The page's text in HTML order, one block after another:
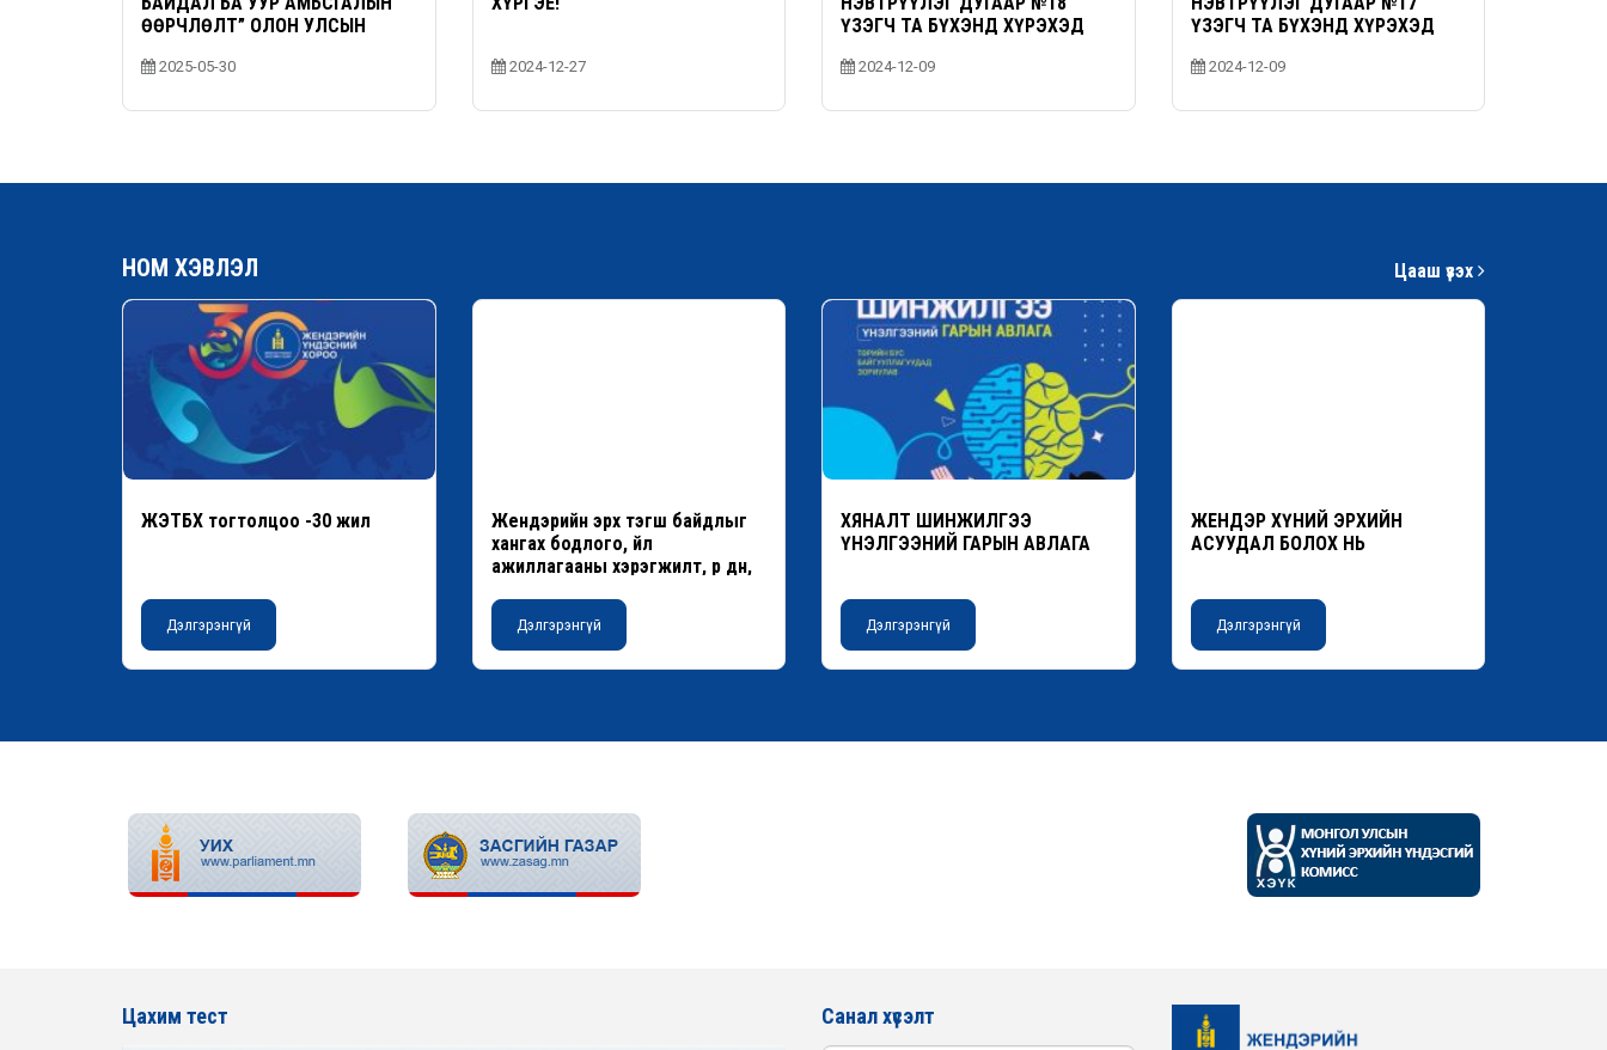
ӨӨРЧЛӨЛТ” ОЛОН УЛСЫН
2025-05-30 2024-12-27
ҮЗЭГЧ ТА БҮХЭНД ХҮРЭХЭД
2024-12-09
ҮЗЭГЧ ТА БҮХЭНД ХҮРЭХЭД
2024-12-09
НОМ ХЭВЛЭЛ Цааш үзэх
ЖЭТБХ тогтолцоо -30 жил
Дэлгэрэнгүй
Жендэрийн эрх тэгш байдлыг
хангах бодлого, үйл
ажиллагааны хэрэгжилт, үр дүн,
Дэлгэрэнгүй
ХЯНАЛТ ШИНЖИЛГЭЭ
ҮНЭЛГЭЭНИЙ ГАРЫН АВЛАГА
Дэлгэрэнгүй
ЖЕНДЭР ХҮНИЙ ЭРХИЙН
АСУУДАЛ БОЛОХ НЬ
Дэлгэрэнгүй
Цахим тест Санал хүсэлт